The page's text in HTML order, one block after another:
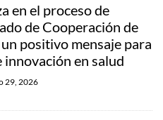
en el proceso de
de Cooperación de
positivo mensaje para
innovación en salud
29, 2026